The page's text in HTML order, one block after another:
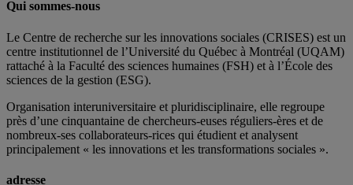
Qui sommes-nous
Le Centre de recherche sur les innovations sociales (CRISES) est un
centre institutionnel de l’Université du Québec à Montréal (UQAM)
rattaché à la Faculté des sciences humaines (FSH) et à l’École des
sciences de la gestion (ESG).
Organisation interuniversitaire et pluridisciplinaire, elle regroupe
près d’une cinquantaine de chercheurs-euses réguliers-ères et de
nombreux-ses collaborateurs-rices qui étudient et analysent
principalement « les innovations et les transformations sociales ».
adresse